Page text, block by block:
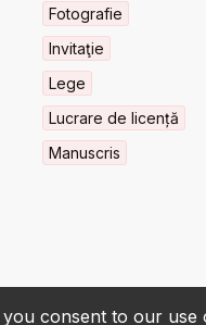
consent to our use
Fotografie
Invitaţie
Lege
Lucrare de licență
Manuscris